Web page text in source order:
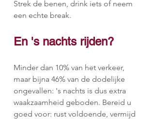
Strek de benen, drink iets of neem
een echte break.
En 's nachts rijden?
Minder dan 10% van het verkeer,
maar bijna 46% van de dodelijke
ongevallen: 's nachts is dus extra
waakzaamheid geboden. Bereid u
goed voor: rust voldoende, vermijd